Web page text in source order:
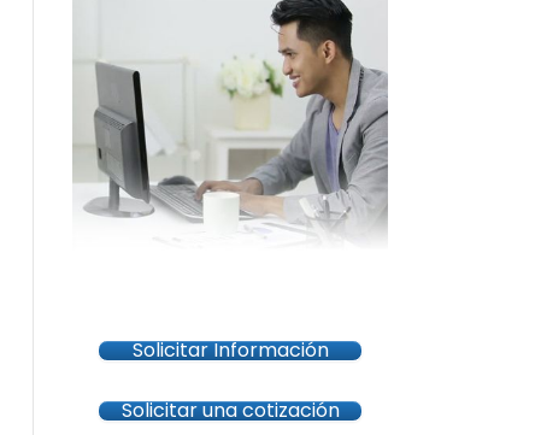
Solicitar Información
Solicitar una cotización